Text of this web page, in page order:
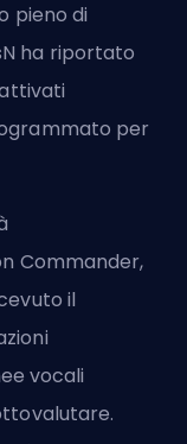
pieno di
ha riportato
per
Commander,
il
vocali